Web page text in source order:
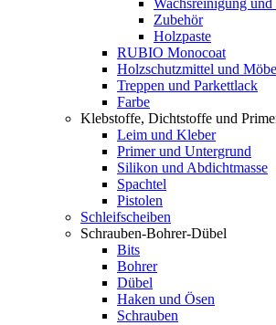
Zubehör
Holzpaste
RUBIO Monocoat
Holzschutzmittel und
Treppen und Parkettlack
Farbe
Klebstoffe, Dichtstoffe und
Leim und Kleber
Primer und Untergrund
Silikon und Abdichtmasse
Spachtel
Pistolen
Schleifscheiben
Schrauben-Bohrer-Dübel
Bits
Bohrer
Dübel
Haken und Ösen
Schrauben